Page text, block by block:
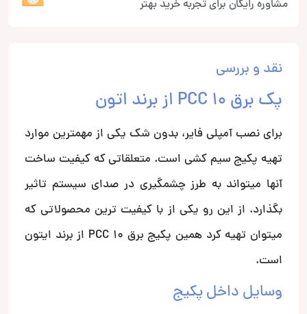
مشاوره رایگان برای تجربه خرید بهتر
نقد و بررسی
پک برق PCC 10 از برند اتون
برای نصب آمپلی فایر، بدون شک یکی از مهمترین موارد
تهیه پکیج سیم کشی است. متعلقاتی که کیفیت ساخت
آنها میتواند به طرز چشمگیری در صدای سیستم تاثیر
بگذارد. از این رو یکی از با کیفیت ترین محصولاتی که
میتوان تهیه کرد همین پکیج برق PCC 10 از برند ایتون
است.
وسایل داخل پکیج